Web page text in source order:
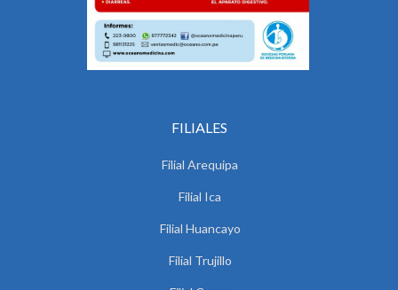
FILIALES
Filial Arequipa
Filial Ica
Filial Huancayo
Filial Trujillo